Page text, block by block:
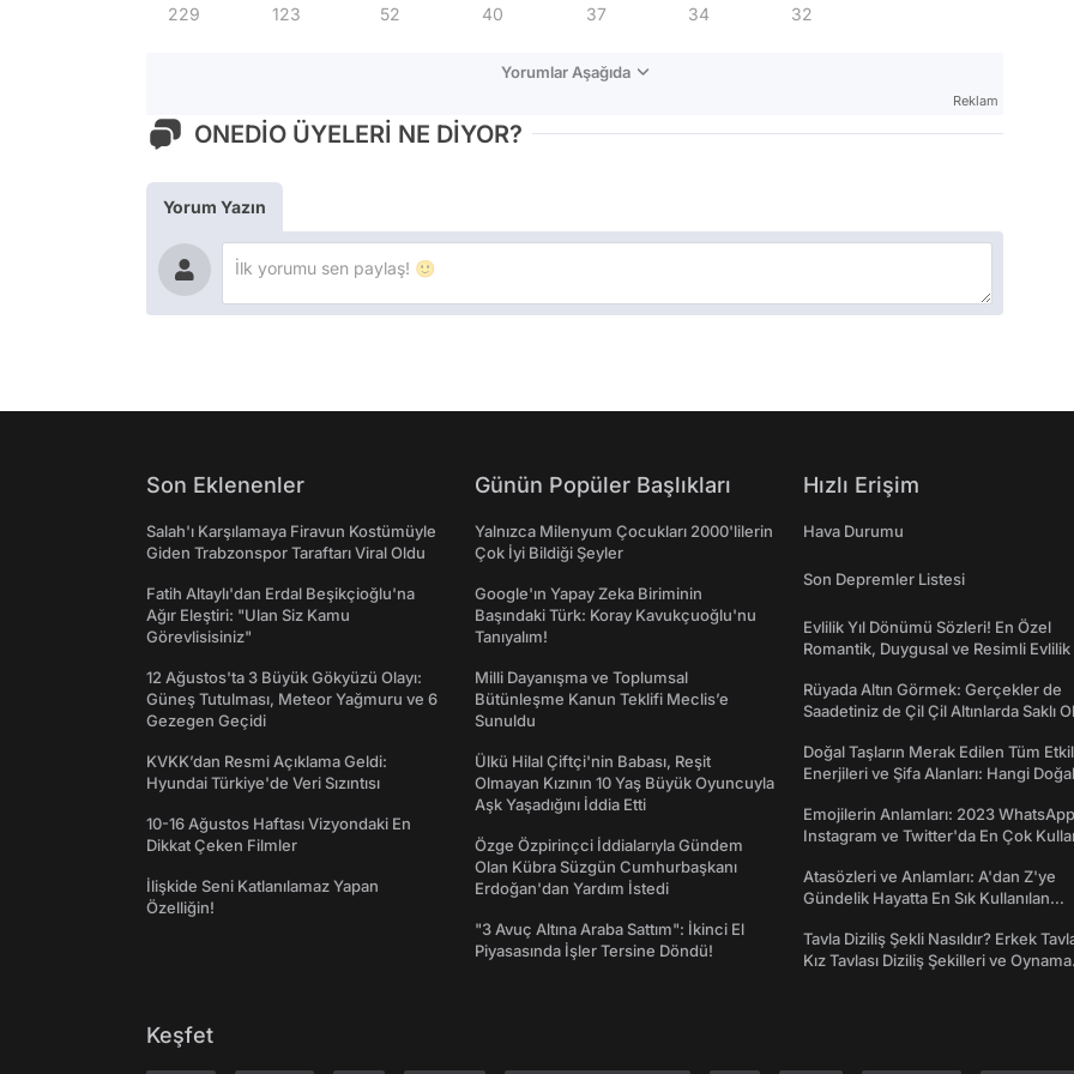
229 123 52 40 37 34 32
Yorumlar Aşağıda
Reklam
ONEDİO ÜYELERİ NE DİYOR?
Yorum Yazın
Son Eklenenler
Salah'ı Karşılamaya Firavun Kostümüyle
Giden Trabzonspor Taraftarı Viral Oldu
Fatih Altaylı'dan Erdal Beşikçioğlu'na
Ağır Eleştiri: "Ulan Siz Kamu
Görevlisisiniz"
12 Ağustos'ta 3 Büyük Gökyüzü Olayı:
Güneş Tutulması, Meteor Yağmuru ve 6
Gezegen Geçidi
KVKK’dan Resmi Açıklama Geldi:
Hyundai Türkiye'de Veri Sızıntısı
10-16 Ağustos Haftası Vizyondaki En
Dikkat Çeken Filmler
İlişkide Seni Katlanılamaz Yapan
Özelliğin!
Günün Popüler Başlıkları
Yalnızca Milenyum Çocukları 2000'lilerin
Çok İyi Bildiği Şeyler
Google'ın Yapay Zeka Biriminin
Başındaki Türk: Koray Kavukçuoğlu'nu
Tanıyalım!
Milli Dayanışma ve Toplumsal
Bütünleşme Kanun Teklifi Meclis’e
Sunuldu
Ülkü Hilal Çiftçi'nin Babası, Reşit
Olmayan Kızının 10 Yaş Büyük Oyuncuyla
Aşk Yaşadığını İddia Etti
Özge Özpirinçci İddialarıyla Gündem
Olan Kübra Süzgün Cumhurbaşkanı
Erdoğan'dan Yardım İstedi
"3 Avuç Altına Araba Sattım": İkinci El
Piyasasında İşler Tersine Döndü!
Hızlı Erişim
Hava Durumu
Son Depremler Listesi
Evlilik Yıl Dönümü Sözleri! En Özel
Romantik, Duygusal ve Resimli Evlilik
Rüyada Altın Görmek: Gerçekler de
Saadetiniz de Çil Çil Altınlarda Saklı
Doğal Taşların Merak Edilen Tüm
Enerjileri ve Şifa Alanları: Hangi
Emojilerin Anlamları: 2023
Instagram ve Twitter'da En Çok
Atasözleri ve Anlamları: A'dan Z'ye
Gündelik Hayatta En Sık Kullanılan
Tavla Diziliş Şekli Nasıldır? Erkek
Kız Tavlası Diziliş Şekilleri ve Oynama
Keşfet